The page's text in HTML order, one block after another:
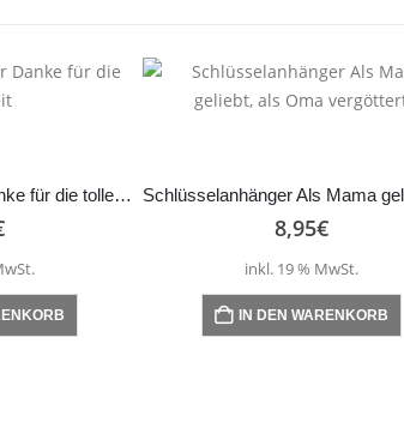
Schlüsselanhänger Danke für die tolle Zeit
8,95€
inkl. 19 % MwSt.
IN DEN WARENKORB